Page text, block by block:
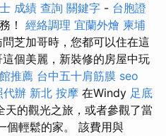
成績 查詢 關鍵字 - 台胞證
！ 經絡調理 宜蘭外燴 柬埔
芝加哥時，您都可以住在這
個美麗，新裝修的房屋中玩
推薦 台中五十肩筋膜 seo
代辦 新北 按摩 在Windy 足底
天的觀光之旅，或者參觀了當
個輕鬆的家。 該費用與